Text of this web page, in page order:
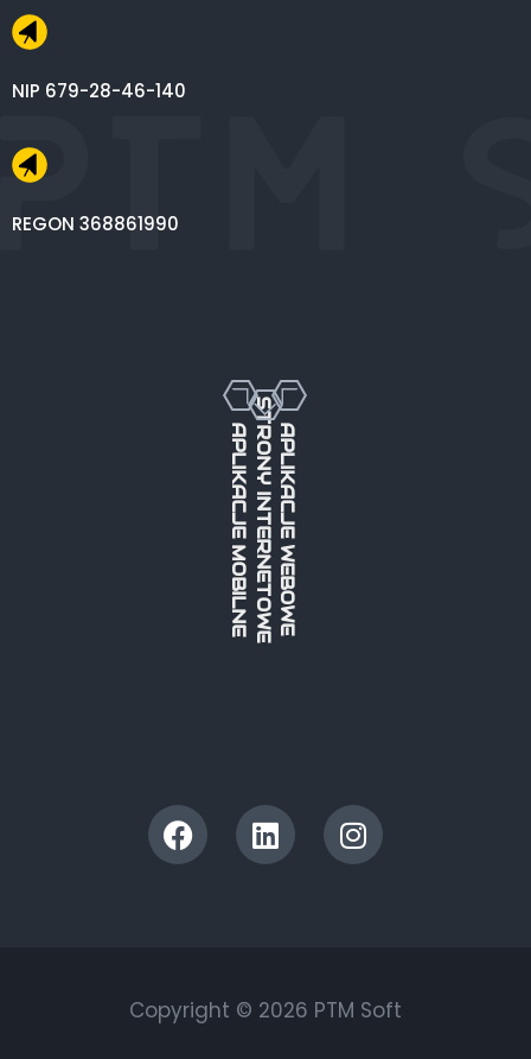
NIP 679-28-46-140
REGON 368861990
APLIKACJE MOBILNESTRONY INTERNETOWEAPLIKACJE WEBOWE
Copyright © 2026 PTM Soft